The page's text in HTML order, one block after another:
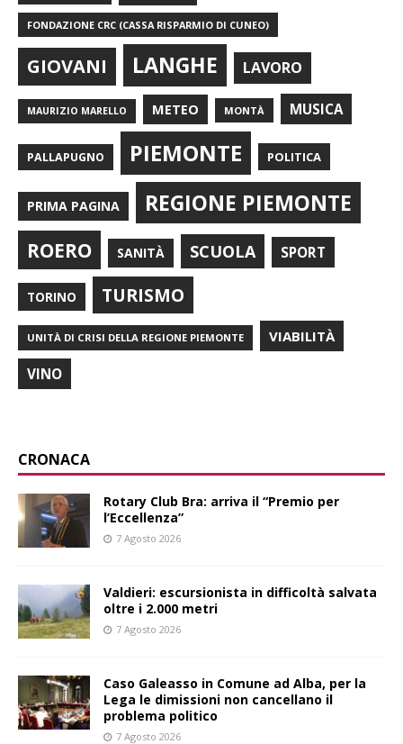
FONDAZIONE CRC (CASSA RISPARMIO DI CUNEO)
GIOVANI LANGHE LAVORO
MAURIZIO MARELLO METEO MONTÀ MUSICA
PALLAPUGNO PIEMONTE POLITICA
PRIMA PAGINA REGIONE PIEMONTE
ROERO SANITÀ SCUOLA SPORT
TORINO TURISMO
UNITÀ DI CRISI DELLA REGIONE PIEMONTE VIABILITÀ
VINO
CRONACA
Rotary Club Bra: arriva il “Premio per
l’Eccellenza”
7 Agosto 2026
Valdieri: escursionista in difficoltà salvata
oltre i 2.000 metri
7 Agosto 2026
Caso Galeasso in Comune ad Alba, per la
Lega le dimissioni non cancellano il
problema politico
7 Agosto 2026